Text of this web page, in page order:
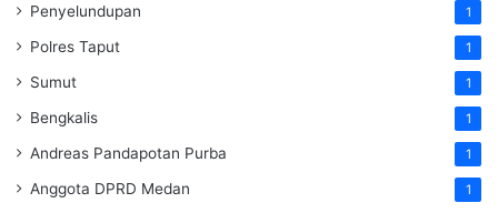
Penyelundupan 1
Polres Taput 1
Sumut 1
Bengkalis 1
Andreas Pandapotan Purba 1
Anggota DPRD Medan 1